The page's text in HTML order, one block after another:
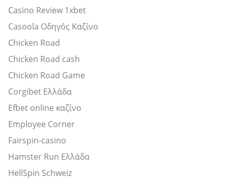
Casino Review 1xbet
Casoola Οδηγός Καζίνο
Chicken Road
Chicken Road cash
Chicken Road Game
Corgibet Ελλάδα
Efbet online καζίνο
Employee Corner
Fairspin-casino
Hamster Run Ελλάδα
HellSpin Schweiz